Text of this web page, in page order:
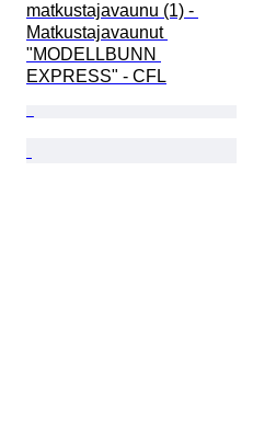
matkustajavaunu (1) -
Matkustajavaunut
"MODELLBUNN
EXPRESS" - CFL